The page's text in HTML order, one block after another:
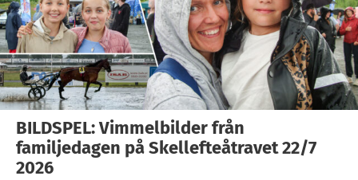
BILDSPEL: Vimmelbilder från
familjedagen på Skellefteåtravet 22/7
2026